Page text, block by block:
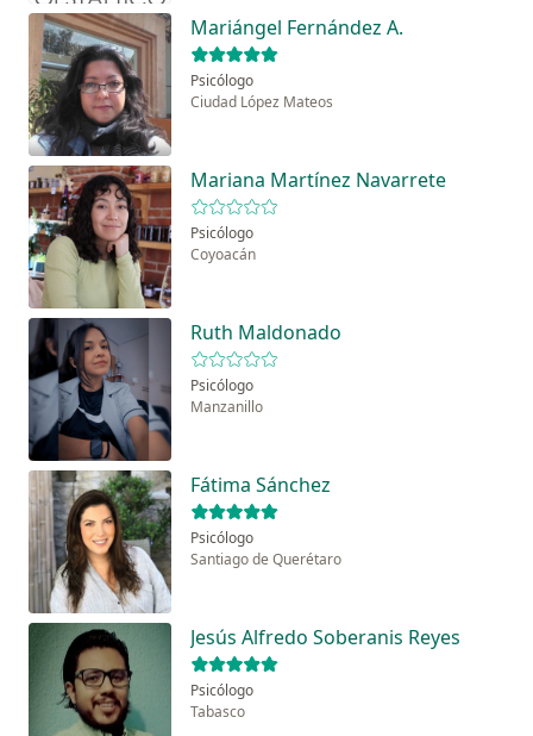
Mariángel Fernández A.
Psicólogo
Ciudad López Mateos
Mariana Martínez Navarrete
Psicólogo
Coyoacán
Ruth Maldonado
Psicólogo
Manzanillo
Fátima Sánchez
Psicólogo
Santiago de Querétaro
Jesús Alfredo Soberanis Reyes
Psicólogo
Tabasco